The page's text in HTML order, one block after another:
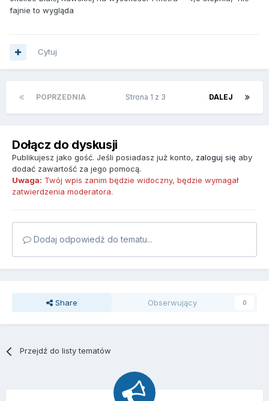
fajnie to wygląda
Cytuj
POPRZEDNIA DALEJ
Strona 1 z 3
Dołącz do dyskusji
Publikujesz jako gość. Jeśli posiadasz już konto, zaloguj się aby
dodać zawartość za jego pomocą.
Uwaga: Twój wpis zanim będzie widoczny, będzie wymagał
zatwierdzenia moderatora.
Dodaj odpowiedź do tematu...
Share Obserwujący 0
Przejdź do listy tematów